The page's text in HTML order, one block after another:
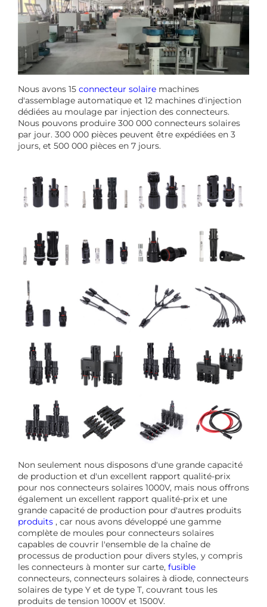
Nous avons 15 connecteur solaire machines
d'assemblage automatique et 12 machines d'injection
dédiées au moulage par injection des connecteurs.
Nous pouvons produire 300 000 connecteurs solaires
par jour. 300 000 pièces peuvent être expédiées en 3
jours, et 500 000 pièces en 7 jours.
Non seulement nous disposons d'une grande capacité
de production et d'un excellent rapport qualité-prix
pour nos connecteurs solaires 1000V, mais nous offrons
également un excellent rapport qualité-prix et une
grande capacité de production pour d'autres produits
produits , car nous avons développé une gamme
complète de moules pour connecteurs solaires
capables de couvrir l'ensemble de la chaîne de
processus de production pour divers styles, y compris
les connecteurs à monter sur carte, fusible
connecteurs, connecteurs solaires à diode, connecteurs
solaires de type Y et de type T, couvrant tous les
produits de tension 1000V et 1500V.